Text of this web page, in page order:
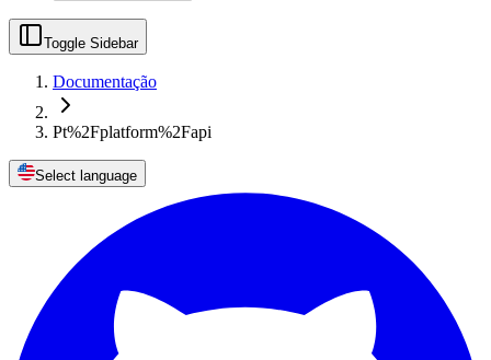
Toggle Sidebar
Documentação
Pt%2Fplatform%2Fapi
Select language